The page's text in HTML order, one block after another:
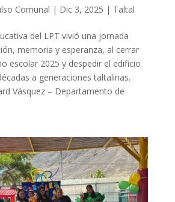
Comunal | Dic 3, 2025 | Taltal
del LPT vivió una jornada
memoria y esperanza, al cerrar
escolar 2025 y despedir el edificio
a generaciones taltalinas.
Vásquez – Departamento de